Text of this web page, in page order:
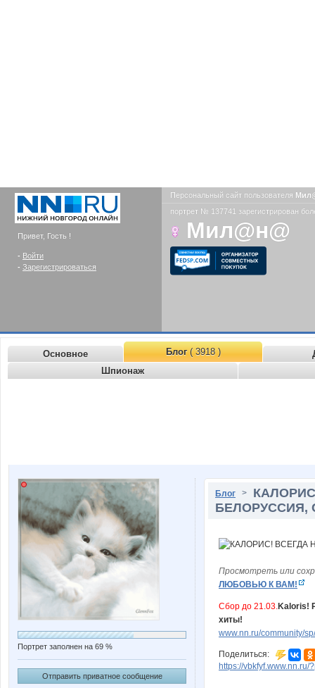
Привет, Гость !
- Войти
- Зарегистрироваться
Персональный сайт пользователя
портрет № 137741 зарегистрирован
Мил@н@
Основное Блог( 3918 )
Шпионаж
Портрет заполнен на 69 %
Отправить приватное сообщение
Блог >
Просмотреть или
ЛЮБОВЬЮ К ВАМ!
Сбор до 21.03.Kaloris!
хиты!
www.nn.ru/community/
Поделиться:
https://vbkfyf.www.nn.ru/